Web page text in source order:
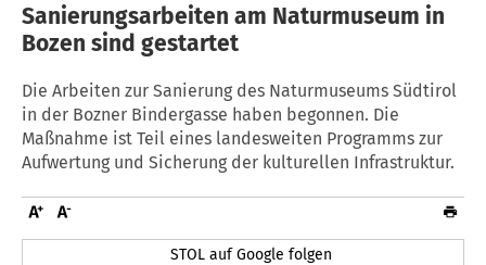
Sanierungsarbeiten am Naturmuseum in
Bozen sind gestartet
Die Arbeiten zur Sanierung des Naturmuseums Südtirol
in der Bozner Bindergasse haben begonnen. Die
Maßnahme ist Teil eines landesweiten Programms zur
Aufwertung und Sicherung der kulturellen Infrastruktur.
STOL auf Google folgen